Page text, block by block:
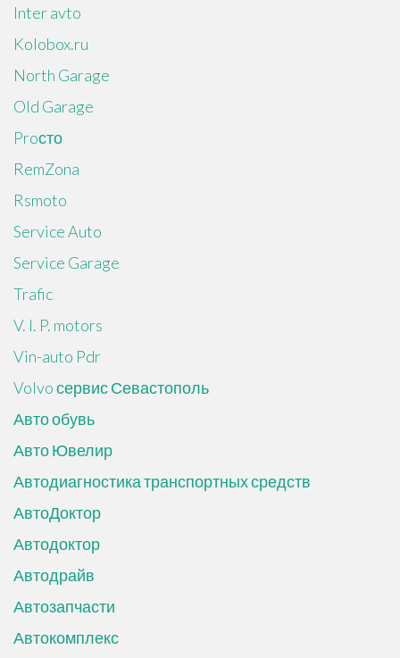
Inter avto
Kolobox.ru
North Garage
Old Garage
Proсто
RemZona
Rsmoto
Service Auto
Service Garage
Trafic
V. I. P. motors
Vin-auto Pdr
Volvo сервис Севастополь
Авто обувь
Авто Ювелир
Автодиагностика транспортных средств
АвтоДоктор
Автодоктор
Автодрайв
Автозапчасти
Автокомплекс